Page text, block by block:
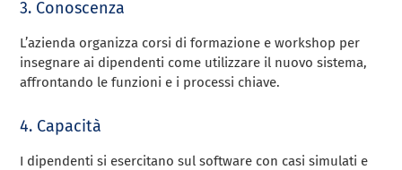
3. Conoscenza
L’azienda organizza corsi di formazione e workshop per
insegnare ai dipendenti come utilizzare il nuovo sistema,
affrontando le funzioni e i processi chiave.
4. Capacità
I dipendenti si esercitano sul software con casi simulati e